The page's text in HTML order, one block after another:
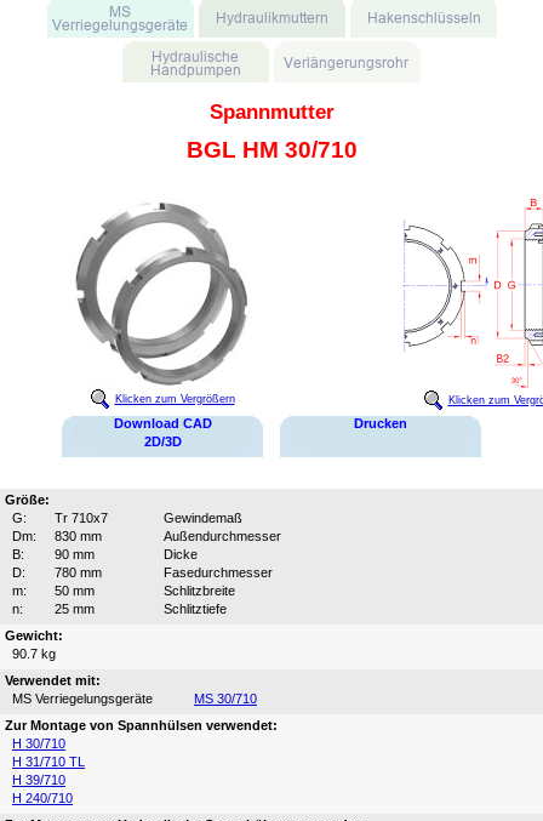
Spannmutter
BGL HM 30/710
Klicken zum Vergrößern Klicken zum
Download CAD
2D/3D
Drucken
Größe:
G:
Tr 710x7
Gewindemaß
Dm:
830 mm
Außendurchmesser
B:
90 mm
Dicke
D:
780 mm
Fasedurchmesser
m:
50 mm
Schlitzbreite
n:
25 mm
Schlitztiefe
Gewicht:
90.7 kg
Verwendet mit:
MS Verriegelungsgeräte
MS 30/710
Zur Montage von Spannhülsen verwendet:
H 30/710
H 31/710 TL
H 39/710
H 240/710